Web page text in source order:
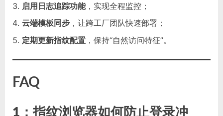
启用日志追踪功能，实现全程监控；
云端模板同步 ，让跨工厂团队快速部署；
定期更新指纹配置 ，保持“自然访问特征”。
FAQ
1：指纹浏览器如何防止登录冲